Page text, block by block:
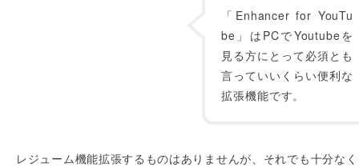
「Enhancer for YouTu
be」はPCでYoutubeを
見る方にとって必須とも
言っていいくらい便利な
拡張機能です。
レジューム機能拡張するものはありませんが、それでも十分な